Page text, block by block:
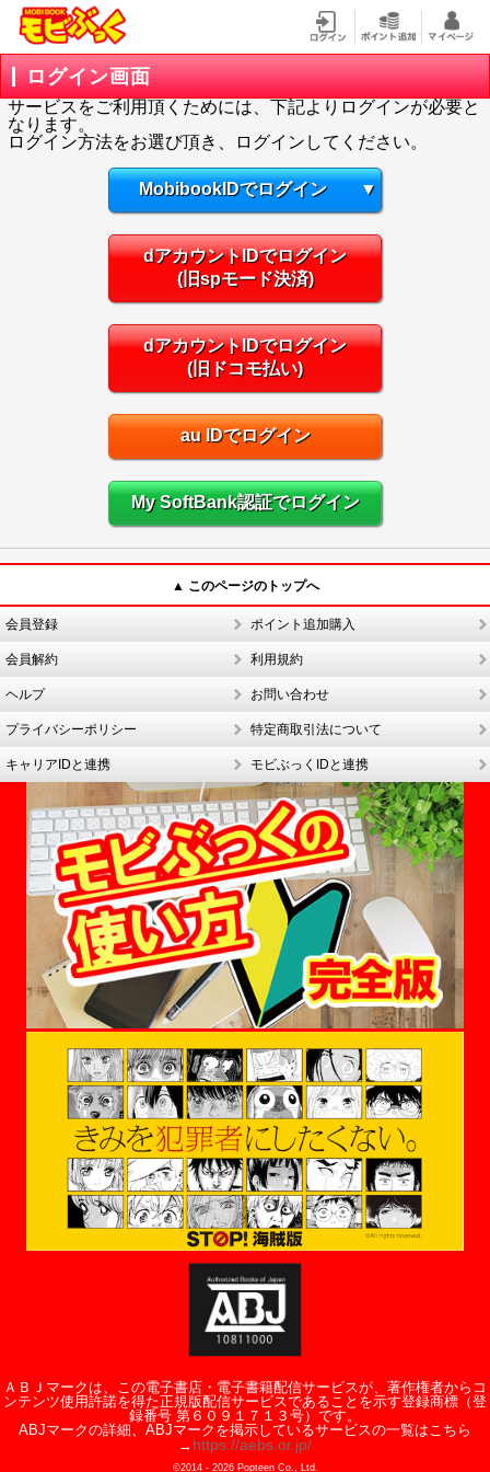
ログイン画面
サービスをご利用頂くためには、下記よりログインが必要と
なります。
ログイン方法をお選び頂き、ログインしてください。
MobibookIDでログイン ▼
dアカウントIDでログイン
(旧spモード決済)
dアカウントIDでログイン
(旧ドコモ払い)
au IDでログイン
My SoftBank認証でログイン
▲ このページのトップへ
会員登録 ポイント追加購入
会員解約 利用規約
ヘルプ お問い合わせ
プライバシーポリシー 特定商取引法について
キャリアIDと連携 モビぶっくIDと連携
ＡＢＪマークは、この電子書店・電子書籍配信サービスが、著作権者からコ
ンテンツ使用許諾を得た正規版配信サービスであることを示す登録商標（登
録番号 第６０９１７１３号）です。
ABJマークの詳細、ABJマークを掲示しているサービスの一覧はこちら
→ https://aebs.or.jp/
©2014 - 2026Popteen Co., Ltd.